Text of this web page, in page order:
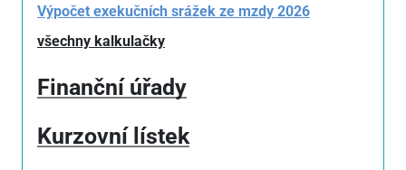
Výpočet exekučních srážek ze mzdy 2026
všechny kalkulačky
Finanční úřady
Kurzovní lístek